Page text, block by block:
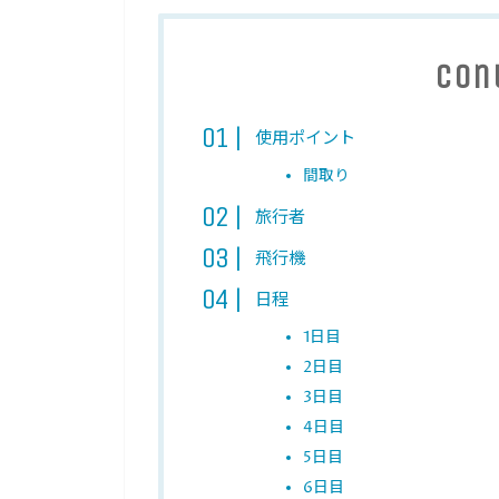
使用ポイント
間取り
旅行者
飛行機
日程
1日目
2日目
3日目
4日目
5日目
6日目